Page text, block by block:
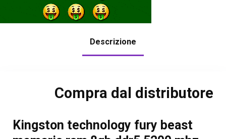
Descrizione
Compra dal distributore
Kingston technology fury beast